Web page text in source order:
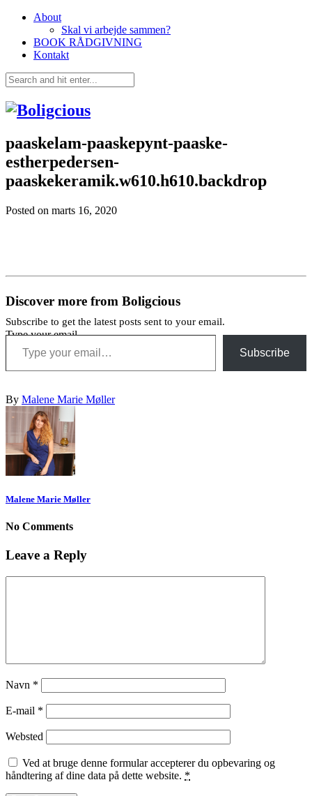
About
Skal vi arbejde sammen?
BOOK RÅDGIVNING
Kontakt
paaskelam-paaskepynt-paaske-
estherpedersen-
paaskekeramik.w610.h610.backdrop
Posted on marts 16, 2020
Discover more from Boligcious
Subscribe to get the latest posts sent to your email.
Type your email…
Subscribe
By Malene Marie Møller
Malene Marie Møller
No Comments
Leave a Reply
Navn *
E-mail *
Websted
Ved at bruge denne formular accepterer du opbevaring og
håndtering af dine data på dette website. *